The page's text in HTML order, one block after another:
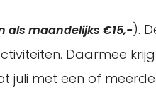
als maandelijks €15,-).
Daarmee
juli met een of